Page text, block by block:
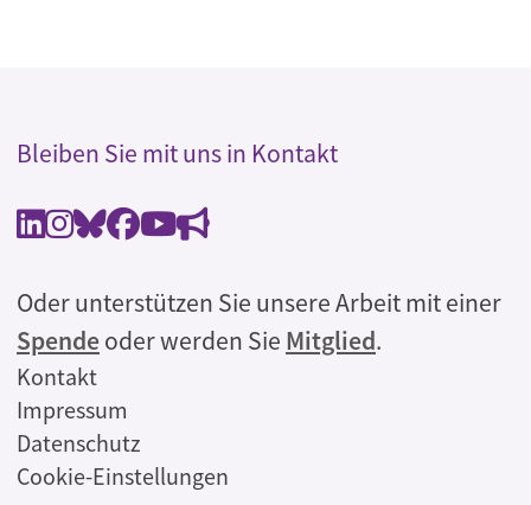
Bleiben Sie mit uns in Kontakt
Oder unterstützen Sie unsere Arbeit mit einer
Spendeoder werden Sie Mitglied.
Rechtliches
Kontakt
Impressum
Datenschutz
Cookie-Einstellungen